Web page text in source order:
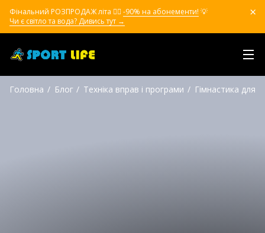
Фінальний РОЗПРОДАЖ літа ❤️‍🔥 -90% на абонементи! 💡
Чи є світло та вода? Дивись тут →
Головна Блог Техніка вправ і програми Гімнастика для